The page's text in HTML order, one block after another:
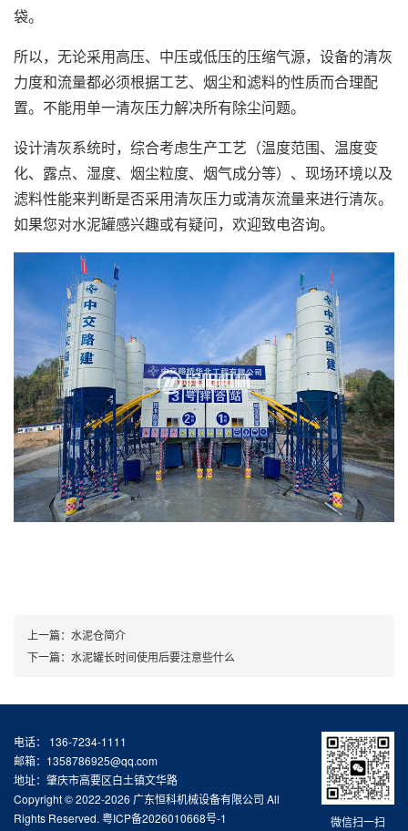
袋。
所以，无论采用高压、中压或低压的压缩气源，设备的清灰
力度和流量都必须根据工艺、烟尘和滤料的性质而合理配
置。不能用单一清灰压力解决所有除尘问题。
设计清灰系统时，综合考虑生产工艺（温度范围、温度变
化、露点、湿度、烟尘粒度、烟气成分等）、现场环境以及
滤料性能来判断是否采用清灰压力或清灰流量来进行清灰。
如果您对水泥罐感兴趣或有疑问，欢迎致电咨询。
上一篇： 水泥仓简介
下一篇： 水泥罐长时间使用后要注意些什么
微信扫一扫
电话： 136-7234-1111
邮箱：1358786925@qq.com
地址：肇庆市高要区白土镇文华路
Copyright © 2022-2026 广东恒科机械设备有限公司 All
Rights Reserved. 粤ICP备2026010668号-1